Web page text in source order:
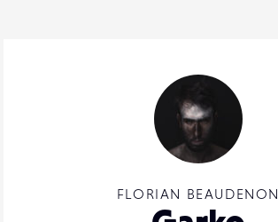
FLORIAN BEAUDENON